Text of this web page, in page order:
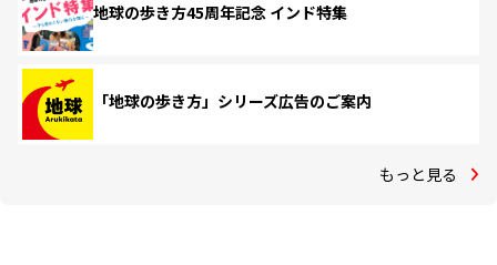
地球の歩き方45周年記念 インド特集
「地球の歩き方」シリーズ広告のご案内
もっと見る